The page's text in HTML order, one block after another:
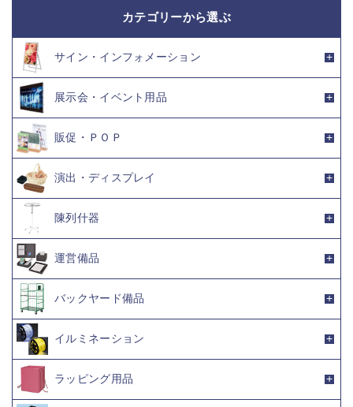
カテゴリーから選ぶ
サイン・インフォメーション
展示会・イベント用品
販促・ＰＯＰ
演出・ディスプレイ
陳列什器
運営備品
バックヤード備品
イルミネーション
ラッピング用品